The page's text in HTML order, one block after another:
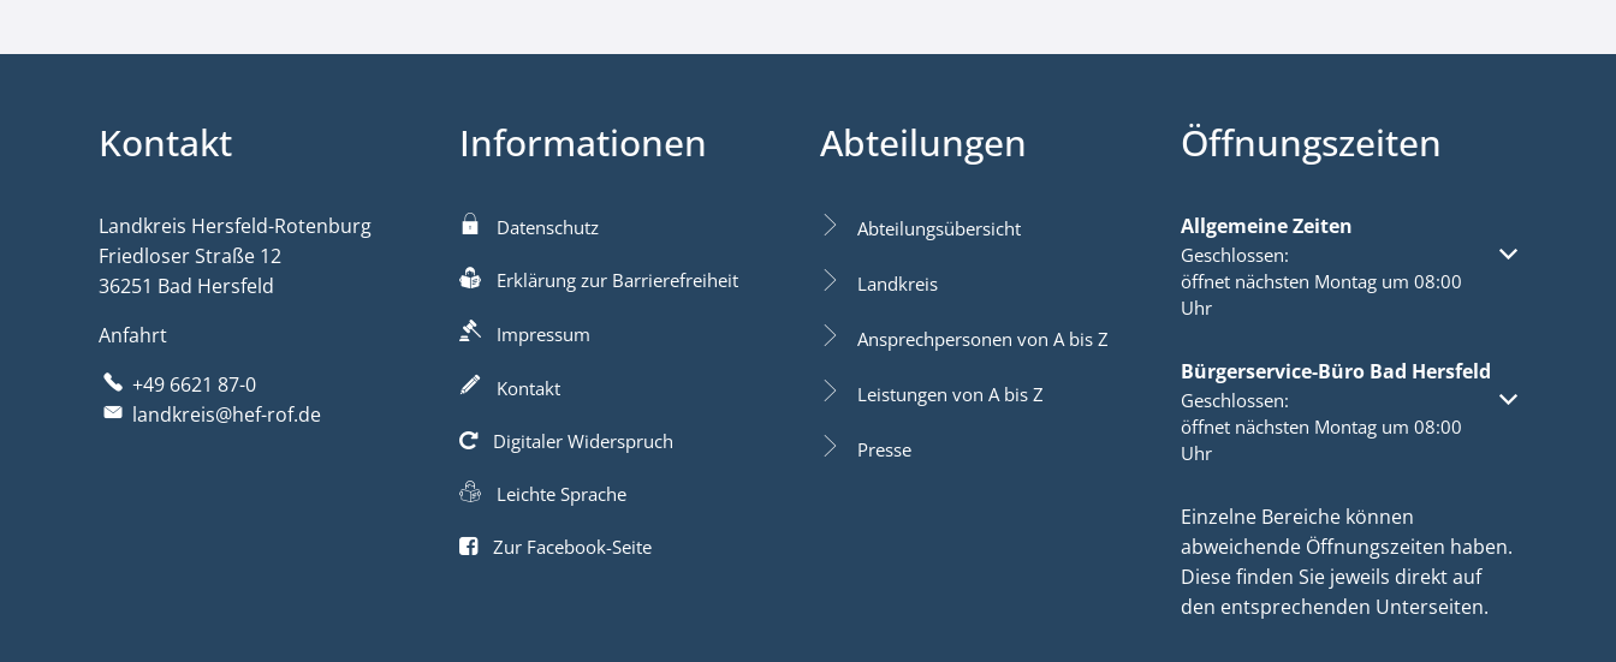
Kontakt
Landkreis Hersfeld-Rotenburg
Friedloser Straße 12
36251 Bad Hersfeld
Anfahrt
+49 6621 87-0
landkreis@hef-rof.de
Informationen
Datenschutz
Erklärung zur Barrierefreiheit
Impressum
Kontakt
Digitaler Widerspruch
Leichte Sprache
Zur Facebook-Seite
Abteilungen
Abteilungsübersicht
Landkreis
Ansprechpersonen von A bis Z
Leistungen von A bis Z
Presse
Öffnungszeiten
Allgemeine Zeiten
Klicken, um weitere Öffnungs- oder Schließzeiten
Geschlossen:
öffnet nächsten Montag um 08:00
Uhr
Bürgerservice-Büro Bad Hersfeld
Klicken, um weitere Öffnungs- oder Schließzeiten
Geschlossen:
öffnet nächsten Montag um 08:00
Uhr
Einzelne Bereiche können
abweichende Öffnungszeiten haben.
Diese finden Sie jeweils direkt auf
den entsprechenden Unterseiten.